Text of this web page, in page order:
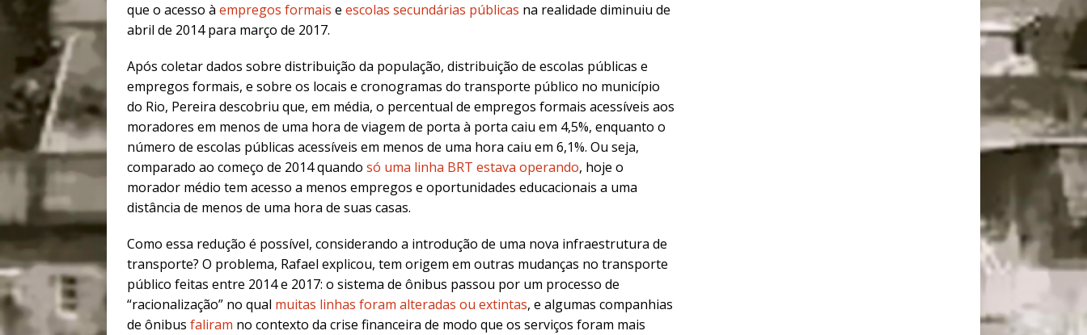
que o acesso à empregos formais e escolas secundárias públicas na realidade diminuiu de
abril de 2014 para março de 2017.
Após coletar dados sobre distribuição da população, distribuição de escolas públicas e
empregos formais, e sobre os locais e cronogramas do transporte público no município
do Rio, Pereira descobriu que, em média, o percentual de empregos formais acessíveis aos
moradores em menos de uma hora de viagem de porta à porta caiu em 4,5%, enquanto o
número de escolas públicas acessíveis em menos de uma hora caiu em 6,1%. Ou seja,
comparado ao começo de 2014 quando só uma linha BRT estava operando, hoje o
morador médio tem acesso a menos empregos e oportunidades educacionais a uma
distância de menos de uma hora de suas casas.
Como essa redução é possível, considerando a introdução de uma nova infraestrutura de
transporte? O problema, Rafael explicou, tem origem em outras mudanças no transporte
público feitas entre 2014 e 2017: o sistema de ônibus passou por um processo de
“racionalização” no qual muitas linhas foram alteradas ou extintas, e algumas companhias
de ônibus faliram no contexto da crise financeira de modo que os serviços foram mais